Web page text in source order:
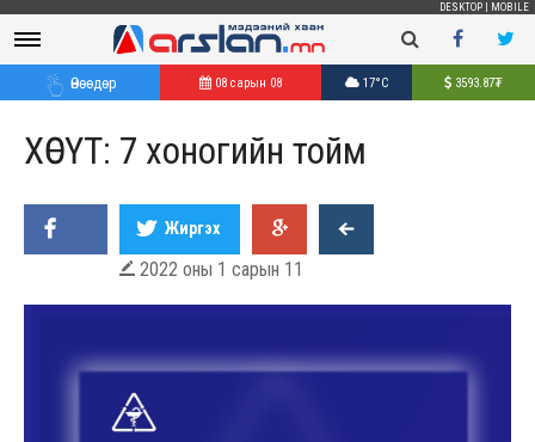
DESKTOP MOBILE
Өнөөдөр 08 сарын 08 17°C 3593.87₮
ХӨСҮТ: 7 хоногийн тойм
Жиргэх
 2022 оны 1 сарын 11